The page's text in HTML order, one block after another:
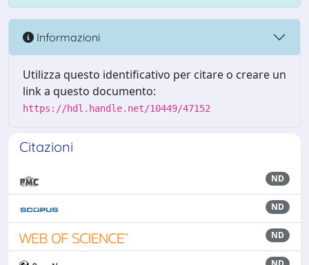
Informazioni
Utilizza questo identificativo per citare o creare un
link a questo documento:
https://hdl.handle.net/10449/47152
Citazioni
ND
ND
ND